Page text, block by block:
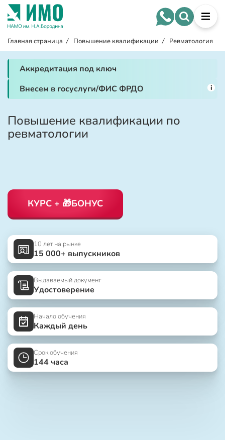
Главная страница / Повышение квалификации / Ревматология
Аккредитация под ключ
Внесем в госуслуги/ФИС ФРДО
i
Повышение квалификации по
ревматологии
КУРС + 🎁БОНУС
10 лет на рынке
15 000+ выпускников
Выдаваемый документ
Удостоверение
Начало обучения
Каждый день
Срок обучения
144 часа